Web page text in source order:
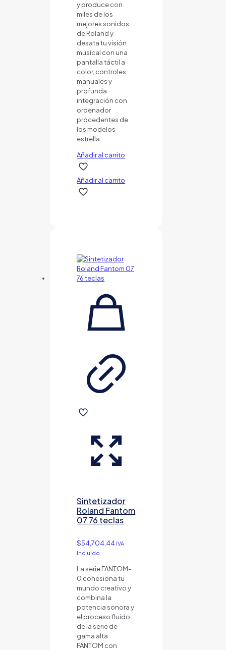
y produce con
miles de los
mejores sonidos
de Roland y
desata tu visión
musical con una
pantalla táctil a
color, controles
manuales y
profunda
integración con
ordenador
procedentes de
los modelos
estrella.
Añadir al carrito
Añadir al carrito
Sintetizador
Roland Fantom
07 76 teclas
$54,704.44 IVA
Incluido
La serie FANTOM-
0 cohesiona tu
mundo creativo y
combina la
potencia sonora y
el proceso fluido
de la serie de
gama alta
FANTOM con